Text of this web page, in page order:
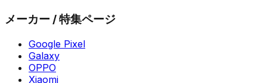
メーカー / 特集ページ
Google Pixel
Galaxy
OPPO
Xiaomi